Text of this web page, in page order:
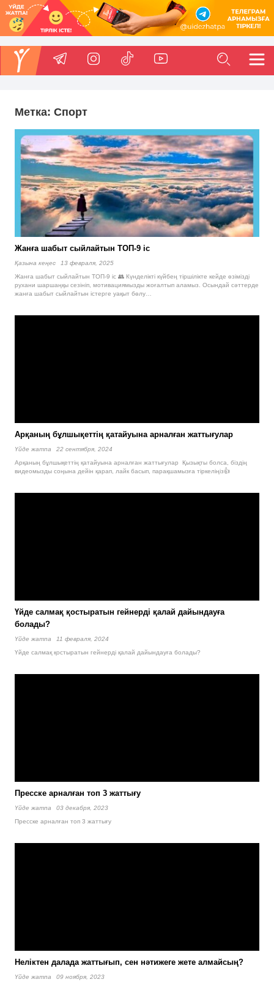
Метка: Спорт
Жанға шабыт сыйлайтын ТОП-9 іс
Қазына кеңес
13 февраля, 2025
Жанға шабыт сыйлайтын ТОП-9 іс 👥 Күнделікті күйбең тіршілікте кейде өзімізді
рухани шаршаңқы сезініп, мотивациямызды жоғалтып аламыз. Осындай сәттерде
жанға шабыт сыйлайтын істерге уақыт бөлу…
Арқаның бұлшықеттің қатайуына арналған жаттығулар
Үйде жатпа
22 сентября, 2024
Арқаның бұлшықеттің қатайуына арналған жаттығулар Қызықты болса, біздің
видеомызды соңына дейін қарап, лайк басып, парақшамызға тіркеліңіз👍
Үйде салмақ қостыратын гейнерді қалай дайындауға
болады?
Үйде жатпа
11 февраля, 2024
Үйде салмақ қостыратын гейнерді қалай дайындауға болады?
Пресске арналған топ 3 жаттығу
Үйде жатпа
03 декабря, 2023
Пресске арналған топ 3 жаттығу
Неліктен далада жаттығып, сен нәтижеге жете алмайсың?
Үйде жатпа
09 ноября, 2023